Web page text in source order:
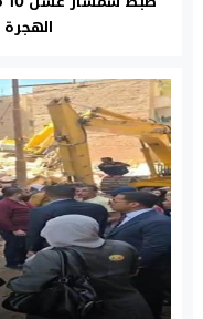
الهجرة